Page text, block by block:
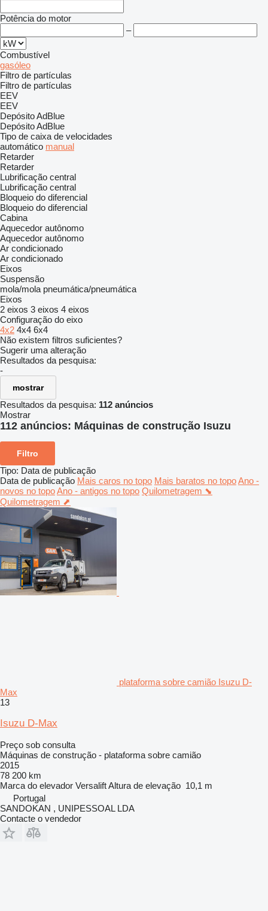
Potência do motor
–
Combustível
gasóleo
Filtro de partículas
Filtro de partículas
EEV
EEV
Depósito AdBlue
Depósito AdBlue
Tipo de caixa de velocidades
automático manual
Retarder
Retarder
Lubrificação central
Lubrificação central
Bloqueio do diferencial
Bloqueio do diferencial
Cabina
Aquecedor autônomo
Aquecedor autônomo
Ar condicionado
Ar condicionado
Eixos
Suspensão
mola/mola pneumática/pneumática
Eixos
2 eixos 3 eixos 4 eixos
Configuração do eixo
4x2 4x4 6x4
Não existem filtros suficientes?
Sugerir uma alteração
Resultados da pesquisa:
-
mostrar
Resultados da pesquisa: 112 anúncios
Mostrar
112 anúncios: Máquinas de construção Isuzu
Filtro
Tipo: Data de publicação
Data de publicação Mais caros no topo Mais baratos no topoAno -
novos no topoAno - antigos no topo Quilometragem ⬊
Quilometragem ⬈
plataforma sobre camião Isuzu D-
Max
13
Isuzu D-Max
Preço sob consulta
Máquinas de construção - plataforma sobre camião
2015
78 200 km
Marca do elevador VersaliftAltura de elevação 10,1 m
Portugal
SANDOKAN , UNIPESSOAL LDA
Contacte o vendedor